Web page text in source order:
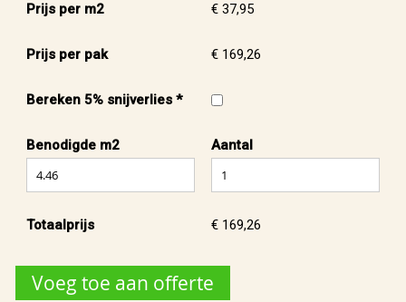
Prijs per m2 € 37,95
Prijs per pak € 169,26
Bereken 5% snijverlies *
Benodigde m2 Aantal
Totaalprijs € 169,26
Voeg toe aan offerte